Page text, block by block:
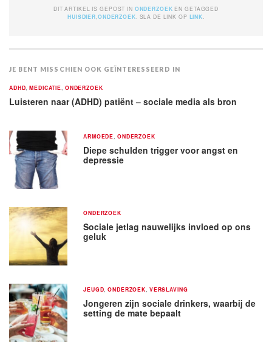
DIT ARTIKEL IS GEPOST IN ONDERZOEK EN GETAGGED
HUISDIER ONDERZOEK . SLA DE LINK OP LINK
JE BENT MISSCHIEN OOK GEÏNTERESSEERD IN
ADHD ,MEDICATIE ONDERZOEK
Luisteren naar (ADHD) patiënt – sociale media als bron
ARMOEDE ONDERZOEK
Diepe schulden trigger voor angst en
depressie
ONDERZOEK
Sociale jetlag nauwelijks invloed op ons
geluk
JEUGD ,ONDERZOEK VERSLAVING
Jongeren zijn sociale drinkers, waarbij de
setting de mate bepaalt